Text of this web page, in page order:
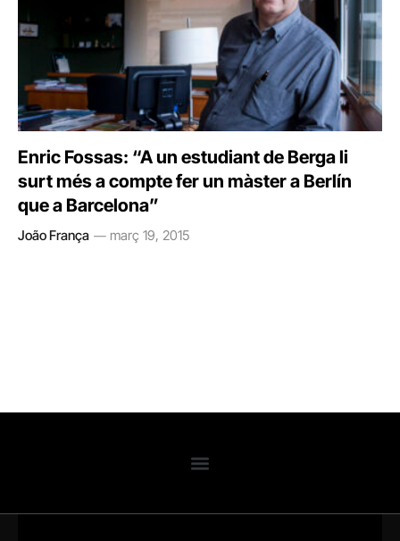
Enric Fossas: “A un estudiant de Berga li
surt més a compte fer un màster a Berlín
que a Barcelona”
João França març 19, 2015